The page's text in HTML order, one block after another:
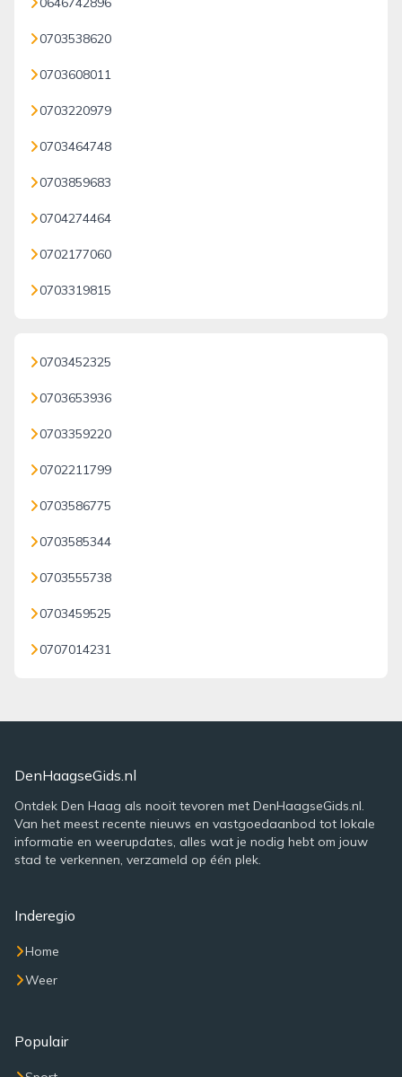
0703538620
0703608011
0703220979
0703464748
0703859683
0704274464
0702177060
0703319815
0703452325
0703653936
0703359220
0702211799
0703586775
0703585344
0703555738
0703459525
0707014231
DenHaagseGids.nl
Ontdek Den Haag als nooit tevoren met DenHaagseGids.nl.
Van het meest recente nieuws en vastgoedaanbod tot lokale
informatie en weerupdates, alles wat je nodig hebt om jouw
stad te verkennen, verzameld op één plek.
Inderegio
Home
Weer
Populair